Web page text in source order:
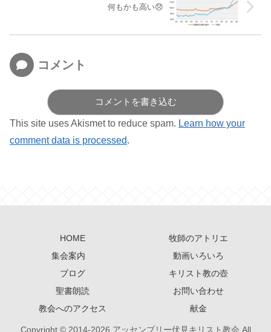
何もかも高い😞
コメント
コメントを書き込む
This site uses Akismet to reduce spam. Learn how your
comment data is processed.
HOME
牧師のアトリエ
集会案内
動画いろいろ
ブログ
キリスト教の壺
聖書朗読
お問い合わせ
教会へのアクセス
献金
Copyright © 2014-2026 アッセンブリー伏見キリスト教会 All